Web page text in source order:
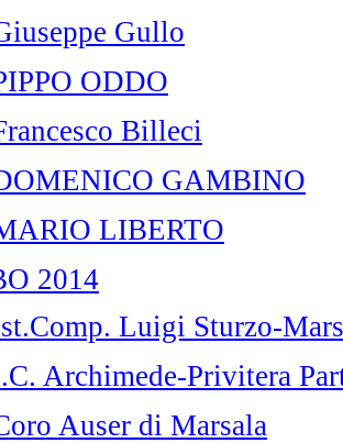
Gullo
ODDO
Billeci
GAMBINO
LIBERTO
2014
Luigi Sturzo-
Archimede-Privitera
Auser di Marsala